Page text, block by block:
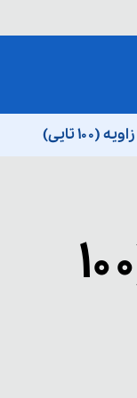
تایی)
دشوار واحدهای اندازه گیری زاویه (۱۰۰